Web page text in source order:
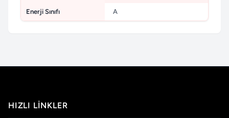
Enerji Sınıfı A
HIZLI LINKLER